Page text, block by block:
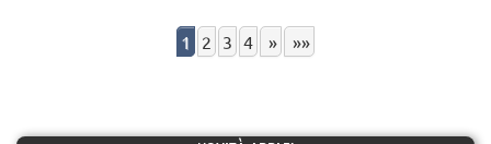
1 2 3 4 » »»